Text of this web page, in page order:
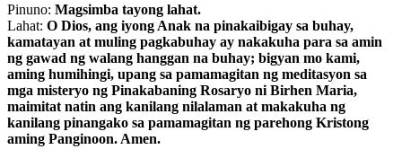
Pinuno: Magsimba tayong lahat.
Lahat: O Dios, ang iyong Anak na pinakaibigay sa buhay,
kamatayan at muling pagkabuhay ay nakakuha para sa amin
ng gawad ng walang hanggan na buhay; bigyan mo kami,
aming humihingi, upang sa pamamagitan ng meditasyon sa
mga misteryo ng Pinakabaning Rosaryo ni Birhen Maria,
maimitat natin ang kanilang nilalaman at makakuha ng
kanilang pinangako sa pamamagitan ng parehong Kristong
aming Panginoon. Amen.